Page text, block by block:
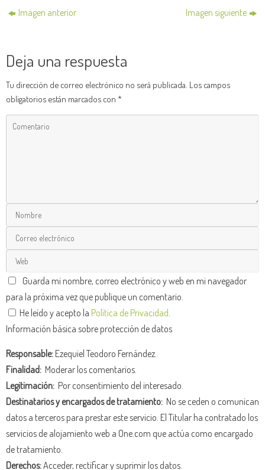
Imagen anterior Imagen siguiente
Deja una respuesta
Tu dirección de correo electrónico no será publicada. Los campos
obligatorios están marcados con *
Guarda mi nombre, correo electrónico y web en mi navegador
para la próxima vez que publique un comentario.
He leído y acepto la Política de Privacidad
Información básica sobre protección de datos
Responsable:Ezequiel Teodoro Fernández.
Finalidad: Moderar los comentarios.
Legitimación: Por consentimiento del interesado.
Destinatarios y encargados de tratamiento: No se ceden o comunican
datos a terceros para prestar este servicio. El Titular ha contratado los
servicios de alojamiento web a One.com que actúa como encargado
de tratamiento.
Derechos:Acceder, rectificar y suprimir los datos.